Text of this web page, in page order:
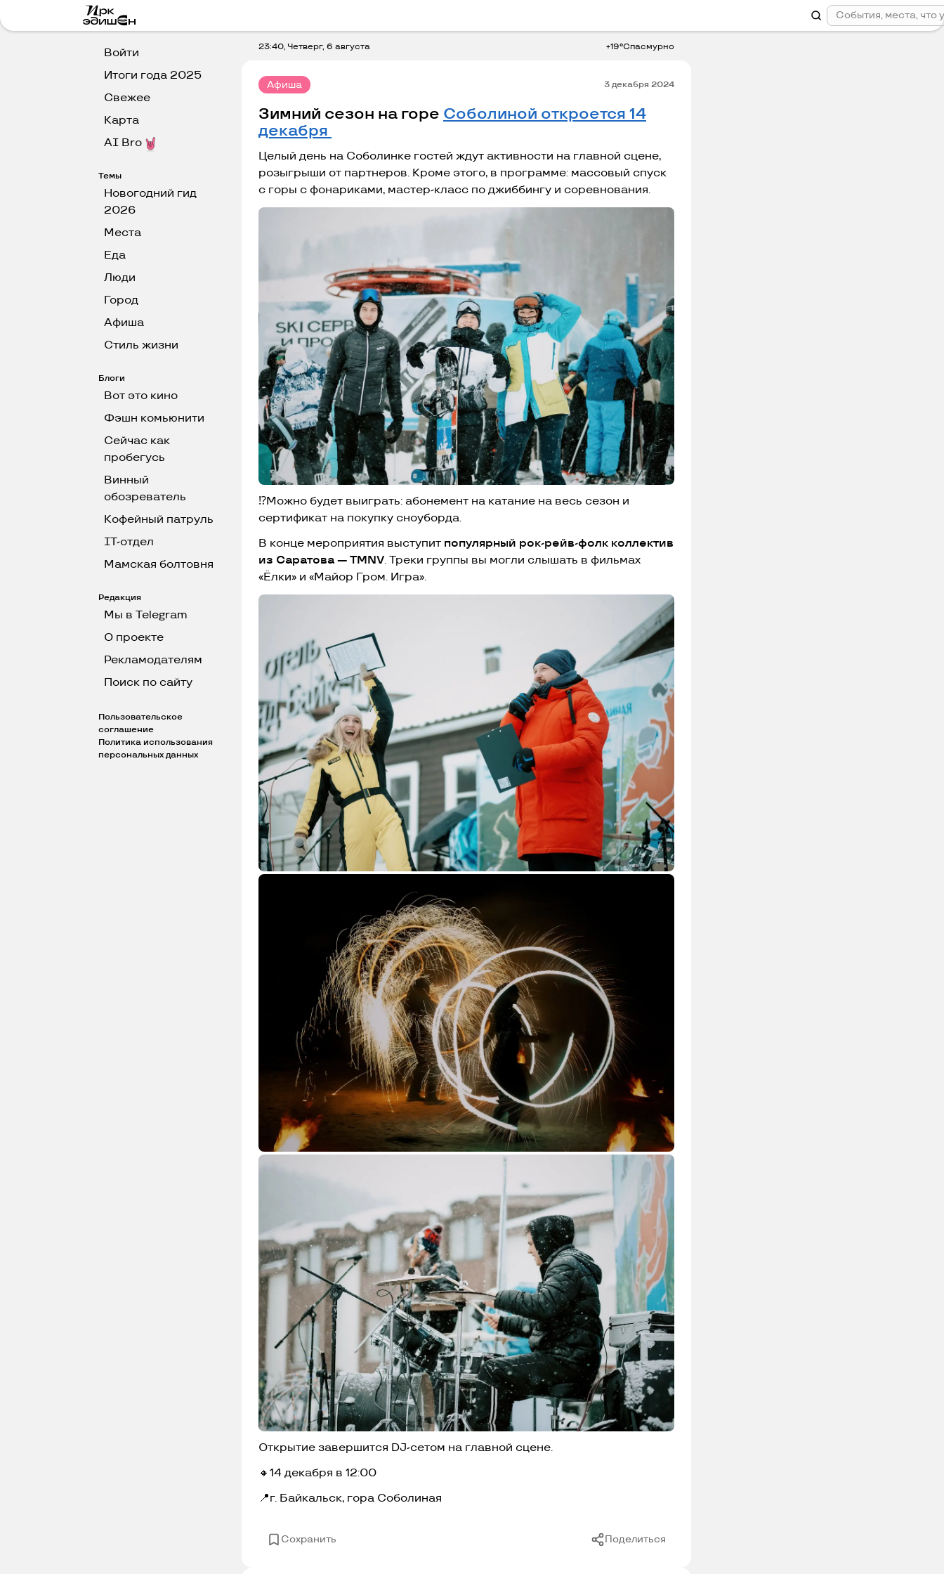
Войти
Итоги года 2025
Свежее
Карта
AI Bro
Темы
Новогодний гид
2026
Места
Еда
Люди
Город
Афиша
Стиль жизни
Блоги
Вот это кино
Фэшн комьюнити
Сейчас как
пробегусь
Винный
обозреватель
Кофейный патруль
IT-отдел
Мамская болтовня
Редакция
Мы в Telegram
О проекте
Рекламодателям
Поиск по сайту
Пользовательское
соглашение
Политика использования
персональных данных
23:40, Четверг, 6 августа +19°Cпасмурно
Афиша 3 декабря 2024
Зимний сезон на горе Соболиной откроется 14
декабря
Целый день на Соболинке гостей ждут активности на главной сцене,
розыгрыши от партнеров. Кроме этого, в программе: массовый спуск
с горы с фонариками, мастер-класс по джиббингу и соревнования.
⁉️Можно будет выиграть: абонемент на катание на весь сезон и
сертификат на покупку сноуборда.
В конце мероприятия выступит популярный рок-рейв-фолк коллектив
из Саратова — ТМNV. Треки группы вы могли слышать в фильмах
«Ёлки» и «Майор Гром. Игра».
Открытие завершится DJ-сетом на главной сцене.
🔸14 декабря в 12:00
📍г. Байкальск, гора Соболиная
Сохранить Поделиться